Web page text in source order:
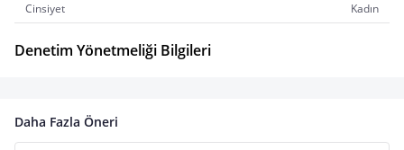
Cinsiyet
Kadın
Denetim Yönetmeliği Bilgileri
Daha Fazla Öneri